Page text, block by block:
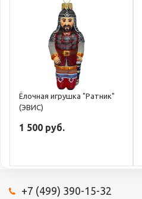
Ёлочная игрушка "Ратник"
(ЭВИС)
1 500 руб.
+7 (499) 390-15-32